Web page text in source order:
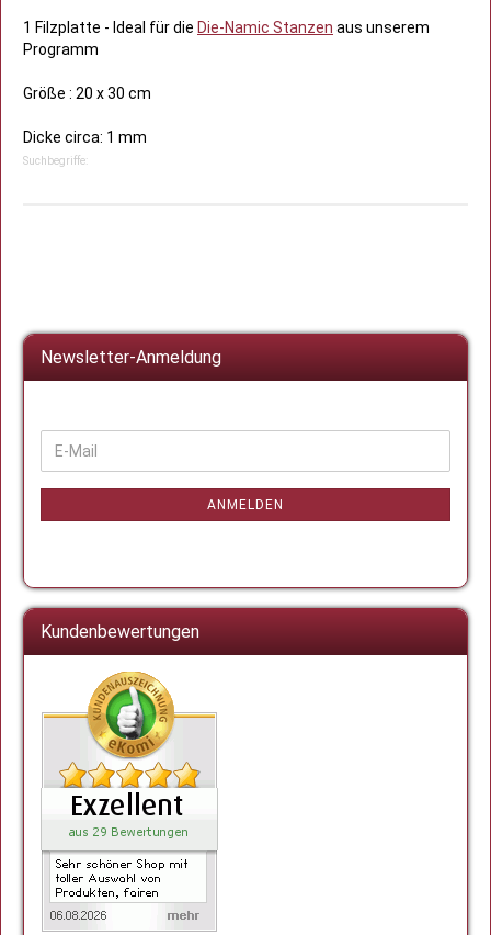
1 Filzplatte - Ideal für die Die-Namic Stanzen aus unserem
Programm
Größe : 20 x 30 cm
Dicke circa: 1 mm
Suchbegriffe:
Newsletter-Anmeldung
WEITER
ZUR
NEWSLETTER-
E-
Mail
ANMELDEN
Kundenbewertungen